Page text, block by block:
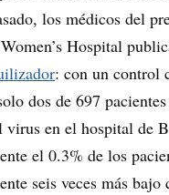
los médicos del
Hospital
: con un control
dos de 697
en el hospital de
el 0.3% de los
seis veces más bajo